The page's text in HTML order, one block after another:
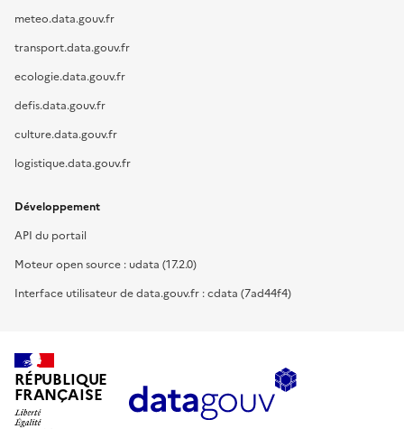
meteo.data.gouv.fr
transport.data.gouv.fr
ecologie.data.gouv.fr
defis.data.gouv.fr
culture.data.gouv.fr
logistique.data.gouv.fr
Développement
API du portail
Moteur open source : udata (17.2.0)
Interface utilisateur de data.gouv.fr : cdata (7ad44f4)
RÉPUBLIQUE
FRANÇAISE